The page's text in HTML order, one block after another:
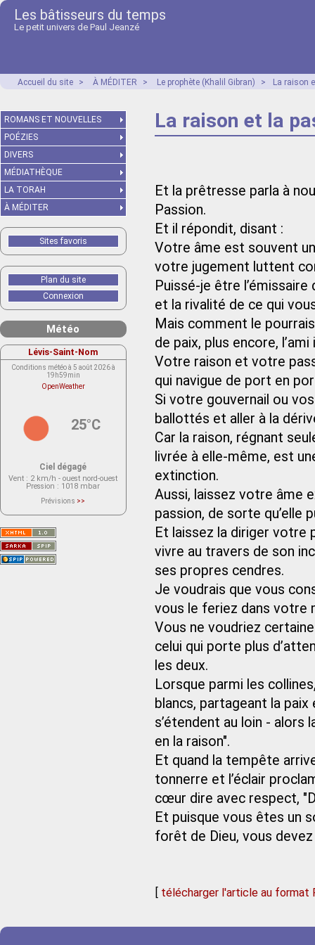
Les bâtisseurs du temps
Le petit univers de Paul Jeanzé
Accueil du site > À MÉDITER > Le prophète (Khalil Gibran) > La raison
La raison et la
Et la prêtresse parla à
Passion.
Et il répondit, disant :
Votre âme est souvent
votre jugement luttent
Puissé-je être
et la rivalité de ce qui
Mais comment le
de paix, plus encore,
Votre raison et votre
qui navigue de port en
Si votre gouvernail ou
ballottés et aller à la
Car la raison, régnant
livrée à elle-même, est
extinction.
Aussi, laissez votre âme
passion, de sorte qu’elle
Et laissez la diriger votre
vivre au travers de son
ses propres cendres.
Je voudrais que vous
vous le feriez dans votre
Vous ne voudriez
celui qui porte plus
les deux.
Lorsque parmi les
blancs, partageant la
s’étendent au loin -
en la raison".
Et quand la tempête
tonnerre et l’éclair
cœur dire avec respect,
Et puisque vous êtes un
forêt de Dieu, vous
[ télécharger l'article au format
ROMANS ET NOUVELLES
POÉZIES
DIVERS
MÉDIATHÈQUE
LA TORAH
À MÉDITER
Sites favoris
Plan du site
Connexion
Météo
Lévis-Saint-Nom
Conditions météo à 5 août 2026 à
19h59min
OpenWeather
25°C
Ciel dégagé
Vent : 2 km/h - ouest nord-ouest
Pression : 1018 mbar
Prévisions >>
actuellement aucune prévision
Saint-Nom.
Veuillez consulter le message du
service ci-dessous.
(401 - Invalid API key. Please see
https://openweathermap.org/faq#error401